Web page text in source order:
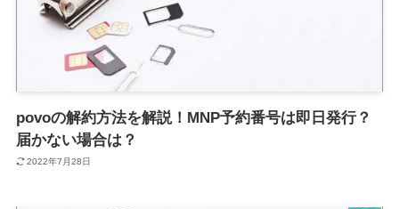
povoの解約方法を解説！MNP予約番号は即日発行？
届かない場合は？
2022年7月28日